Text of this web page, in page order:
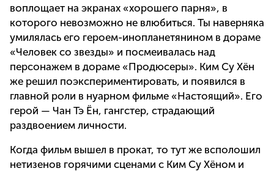
воплощает на экранах «хорошего парня», в
которого невозможно не влюбиться. Ты наверняка
умилялась его героем-инопланетянином в дораме
«Человек со звезды» и посмеивалась над
персонажем в дораме «Продюсеры». Ким Су Хён
же решил поэкспериментировать, и появился в
главной роли в нуарном фильме «Настоящий». Его
герой — Чан Тэ Ён, гангстер, страдающий
раздвоением личности.
Когда фильм вышел в прокат, то тут же всполошил
нетизенов горячими сценами с Ким Су Хёном и